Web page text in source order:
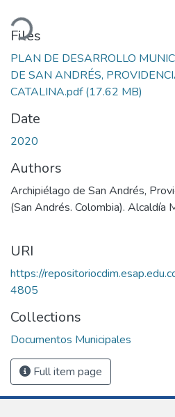
Files
PLAN DE DESARROLLO
DE SAN ANDRÉS,
CATALINA.pdf(17.62 MB)
Date
2020
Authors
Archipiélago de San Andrés,
(San Andrés. Colombia). Alcaldía
URI
https://
4805
Collections
Documentos Municipales
Full item page